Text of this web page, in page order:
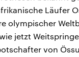
Läufer
olympischer
jetzt
von